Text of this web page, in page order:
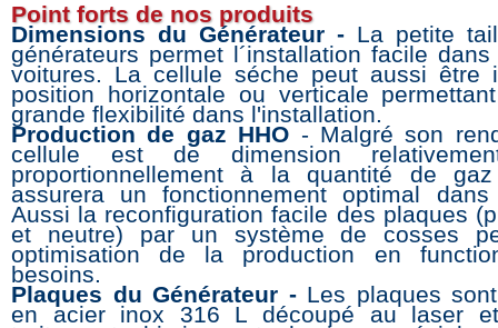
Point forts de nos produits
Dimensions du Générateur - La petite
générateurs permet l´installation facile
voitures. La cellule séche peut aussi être
position horizontale ou verticale
grande flexibilité dans l'installation.
Production de gaz HHO - Malgré son
cellule est de dimension
proportionnellement à la quantité de
assurera un fonctionnement optimal
Aussi la reconfiguration facile des plaques
et neutre) par un système de cosses
optimisation de la production en
besoins.
Plaques du Générateur - Les plaques
en acier inox 316 L découpé au laser